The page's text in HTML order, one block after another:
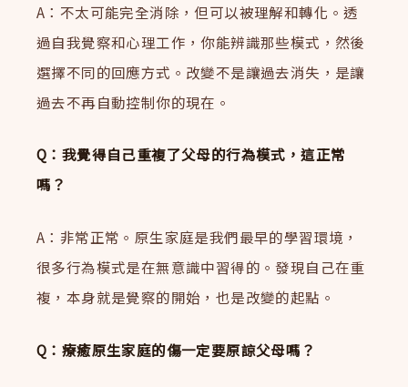
A：不太可能完全消除，但可以被理解和轉化。透
過自我覺察和心理工作，你能辨識那些模式，然後
選擇不同的回應方式。改變不是讓過去消失，是讓
過去不再自動控制你的現在。
Q：我覺得自己重複了父母的行為模式，這正常
嗎？
A：非常正常。原生家庭是我們最早的學習環境，
很多行為模式是在無意識中習得的。發現自己在重
複，本身就是覺察的開始，也是改變的起點。
Q：療癒原生家庭的傷一定要原諒父母嗎？